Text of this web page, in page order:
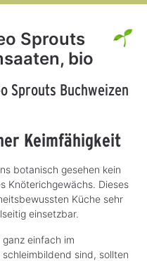
Sprouts
bio
Sprouts Buchweizen
Keimfähigkeit
botanisch gesehen kein
Knöterichgewächs. Dieses
Küche sehr
einsetzbar.
einfach im
sind, sollten